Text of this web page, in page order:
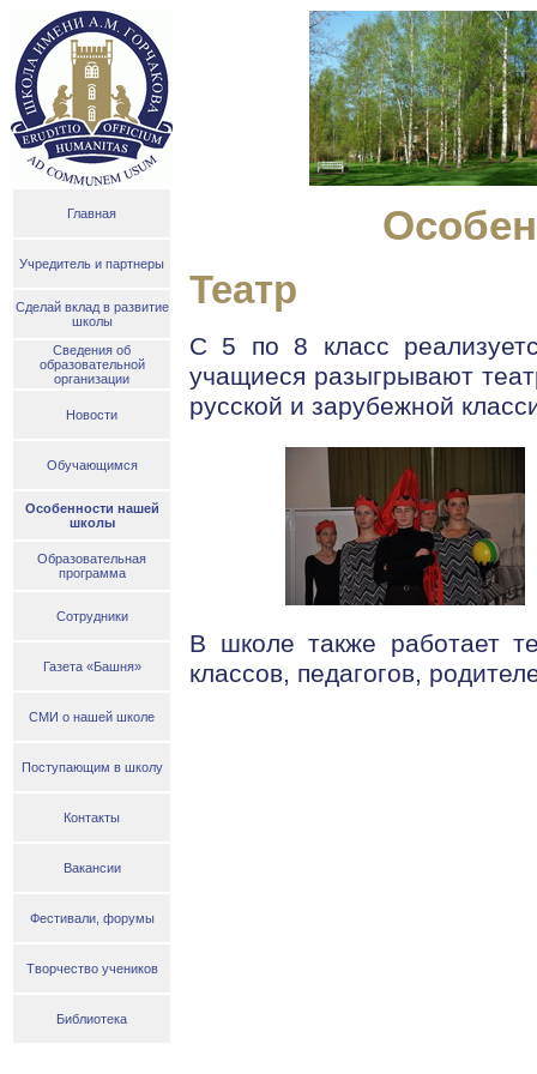
Главная
Учредитель и партнеры
Сделай вклад в развитие
школы
Сведения об
образовательной
организации
Новости
Обучающимся
Особенности нашей
школы
Образовательная
программа
Сотрудники
Газета «Башня»
СМИ о нашей школе
Поступающим в школу
Контакты
Вакансии
Фестивали, форумы
Творчество учеников
Библиотека
Театр
С 5 по 8 класс
учащиеся разыгрывают
русской и зарубежной
В школе также работает
классов, педагогов,